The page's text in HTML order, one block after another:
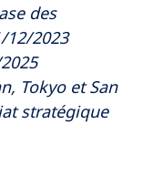
des
12/2023
Tokyo et San
stratégique